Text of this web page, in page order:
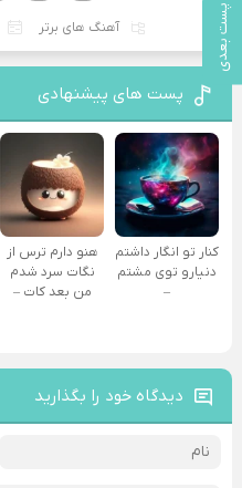
پست بعدی آهنگ های برتر
پست های پیشنهادی
کنار تو انگار داشتم
دنیارو توی مشتم
–
هنو دارم ترس از
نگات سرد شدم
من بعد کات –
دیدگاه خود را بگذارید